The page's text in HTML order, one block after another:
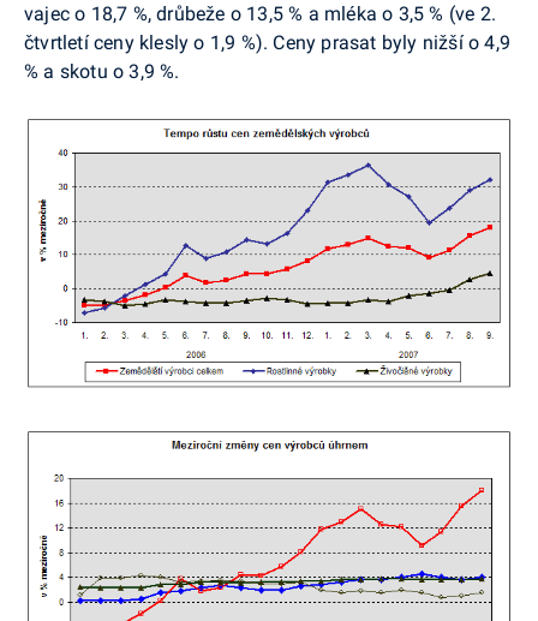
vajec o 18,7 %, drůbeže o 13,5 % a mléka o 3,5 % (ve 2.
čtvrtletí ceny klesly o 1,9 %). Ceny prasat byly nižší o 4,9
% a skotu o 3,9 %.